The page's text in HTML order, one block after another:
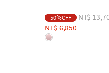
50％OFF Price
NT$
NT$ 6,850